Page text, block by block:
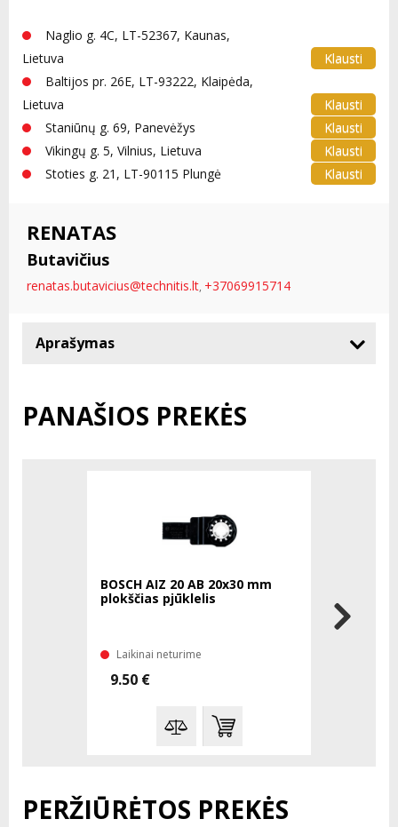
Naglio g. 4C, LT-52367, Kaunas,
Lietuva
Klausti
Baltijos pr. 26E, LT-93222, Klaipėda,
Lietuva
Klausti
Staniūnų g. 69, Panevėžys
Klausti
Vikingų g. 5, Vilnius, Lietuva
Klausti
Stoties g. 21, LT-90115 Plungė
Klausti
RENATAS
Butavičius
renatas.butavicius@technitis.lt, +37069915714
Aprašymas
PANAŠIOS PREKĖS
BOSCH AIZ 20 AB 20x30 mm
plokščias pjūklelis
Laikinai neturime
9.50 €
Ah +
18V-26
PERŽIŪRĖTOS PREKĖS